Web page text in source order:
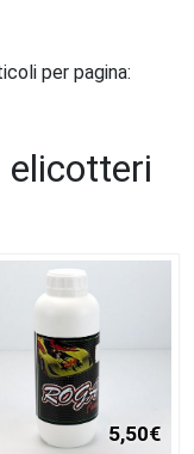
per pagina:
elicotteri
5,50€